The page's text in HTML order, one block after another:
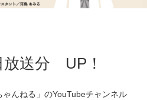
送分 UP！
んねる」のYouTubeチャンネル